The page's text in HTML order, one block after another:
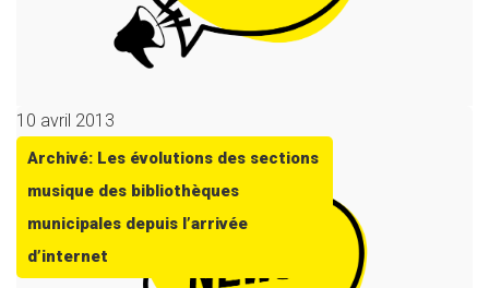
10 avril 2013
Archivé: Les évolutions des sections
musique des bibliothèques
municipales depuis l’arrivée
d’internet